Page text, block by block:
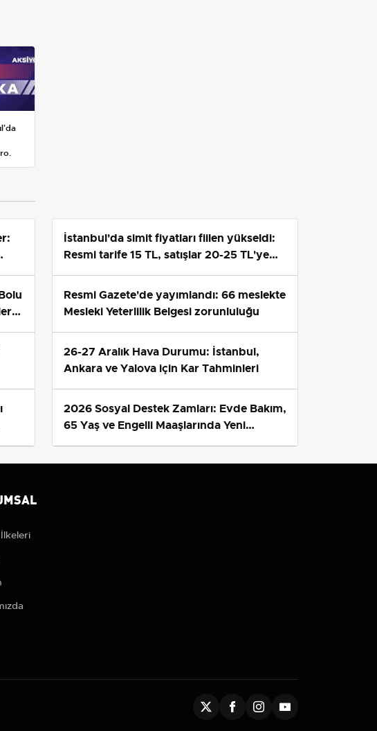
İstanbul'da simit fiyatları fiilen yükseldi:
Resmi tarife 15 TL, satışlar 20-25 TL'ye
Resmi Gazete'de yayımlandı: 66 meslekte
Mesleki Yeterlilik Belgesi zorunluluğu
26-27 Aralık Hava Durumu: İstanbul,
Ankara ve Yalova için Kar Tahminleri
2026 Sosyal Destek Zamları: Evde Bakım,
65 Yaş ve Engelli Maaşlarında Yeni